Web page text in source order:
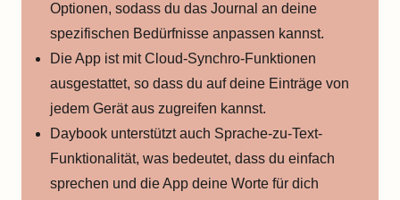
Optionen, sodass du das Journal an deine
spezifischen Bedürfnisse anpassen kannst.
Die App ist mit Cloud-Synchro-Funktionen
ausgestattet, so dass du auf deine Einträge von
jedem Gerät aus zugreifen kannst.
Daybook unterstützt auch Sprache-zu-Text-
Funktionalität, was bedeutet, dass du einfach
sprechen und die App deine Worte für dich